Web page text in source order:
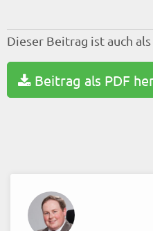
Dieser Beitrag ist auch
Beitrag als PDF